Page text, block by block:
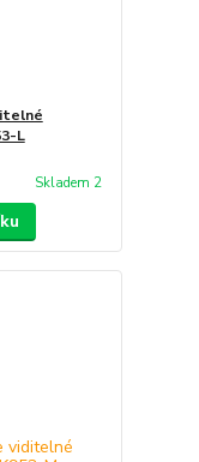
L
Skladem 2